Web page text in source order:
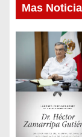
e
a
Mas